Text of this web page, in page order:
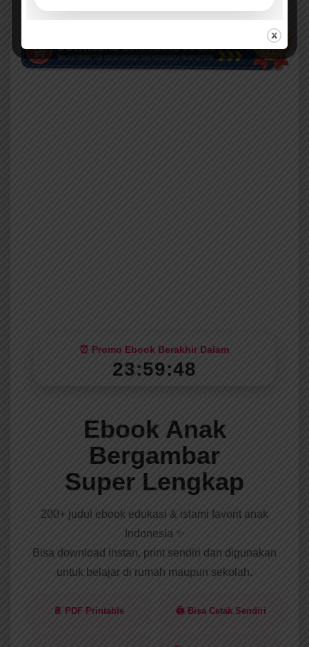
⏰ Promo Ebook Berakhir Dalam
23:59:46
Ebook Anak
Bergambar
Super Lengkap
200+ judul ebook edukasi & islami favorit anak
Indonesia ✨
Bisa download instan, print sendiri dan digunakan
untuk belajar di rumah maupun sekolah.
📄 PDF Printable 🖨️ Bisa Cetak Sendiri